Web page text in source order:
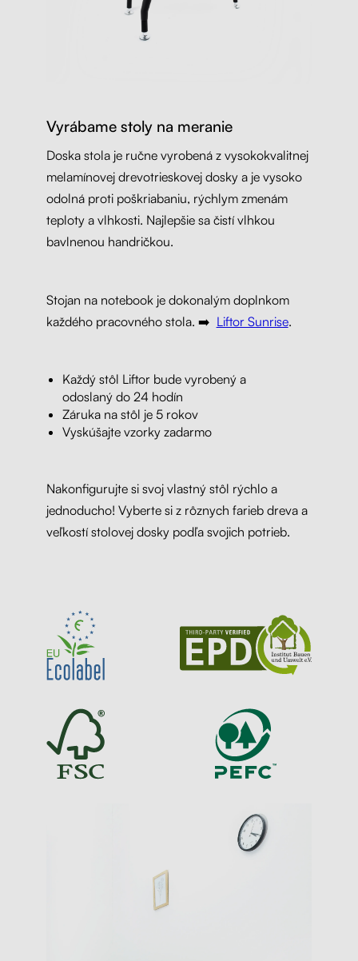
Vyrábame stoly na meranie
Doska stola je ručne vyrobená z vysokokvalitnej
melamínovej drevotrieskovej dosky a je vysoko
odolná proti poškriabaniu, rýchlym zmenám
teploty a vlhkosti. Najlepšie sa čistí vlhkou
bavlnenou handričkou.
Stojan na notebook je dokonalým doplnkom
každého pracovného stola. ➡️ Liftor Sunrise.
Každý stôl Liftor bude vyrobený a
odoslaný do 24 hodín
Záruka na stôl je 5 rokov
Vyskúšajte vzorky zadarmo
Nakonfigurujte si svoj vlastný stôl rýchlo a
jednoducho! Vyberte si z rôznych farieb dreva a
veľkostí stolovej dosky podľa svojich potrieb.